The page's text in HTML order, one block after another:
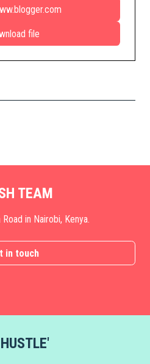
file
TEAM
in Nairobi, Kenya.
in touch